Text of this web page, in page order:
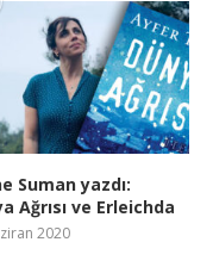
Suman yazdı:
Ağrısı ve Erleichda
2020